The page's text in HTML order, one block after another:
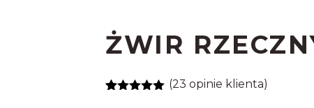
ŻWIR
(23 opinie klienta)